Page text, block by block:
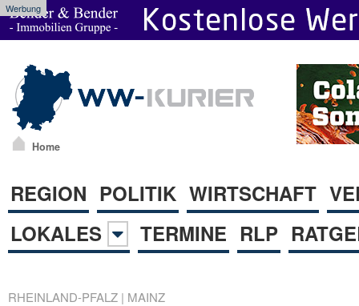
Werbung
Home
REGION POLITIK WIRTSCHAFT
LOKALES
TERMINE RLP
RHEINLAND-PFALZ | MAINZ